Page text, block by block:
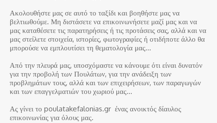
Ακολουθήστε μας σε αυτό το ταξίδι και βοηθήστε μας να
βελτιωθούμε. Μη διστάσετε να επικοινωνήσετε μαζί μας και να
μας καταθέσετε τις παρατηρήσεις ή τις προτάσεις σας, αλλά και να
μας στείλετε στοιχεία, ιστορίες, φωτογραφίες ή οτιδήποτε άλλο θα
μπορούσε να εμπλουτίσει τη θεματολογία μας…
Από την πλευρά μας, υποσχόμαστε να κάνουμε ότι είναι δυνατόν
για την προβολή των Πουλάτων, για την ανάδειξη των
προβλημάτων τους, αλλά και των επιχειρήσεων, των παραγωγών
και των επαγγελματιών του χωριού μας…
Ας γίνει το poulatakefalonias.gr ένας ανοικτός δίαυλος
επικοινωνίας για όλους μας.